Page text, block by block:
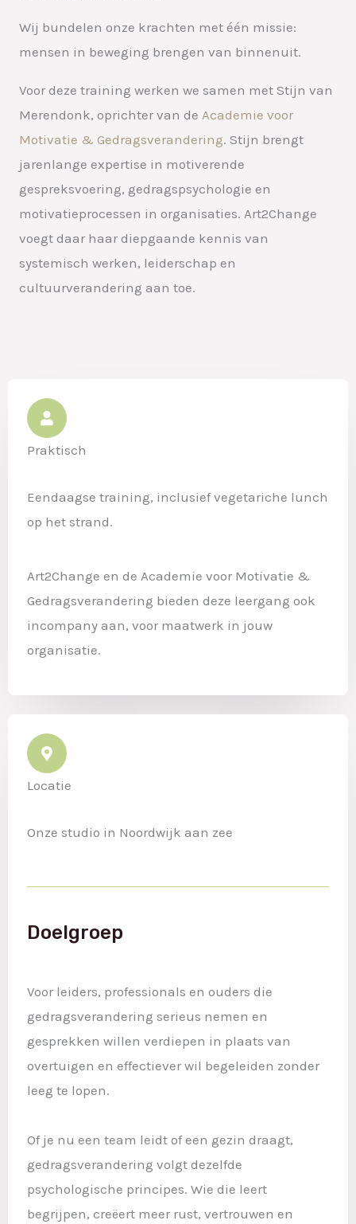
Wij bundelen onze krachten met één missie:
mensen in beweging brengen van binnenuit.
Voor deze training werken we samen met Stijn van
Merendonk, oprichter van de Academie voor
Motivatie & Gedragsverandering. Stijn brengt
jarenlange expertise in motiverende
gespreksvoering, gedragspsychologie en
motivatieprocessen in organisaties. Art2Change
voegt daar haar diepgaande kennis van
systemisch werken, leiderschap en
cultuurverandering aan toe.
Praktisch
Eendaagse training, inclusief vegetariche lunch
op het strand.
Art2Change en de Academie voor Motivatie &
Gedragsverandering bieden deze leergang ook
incompany aan, voor maatwerk in jouw
organisatie.
Locatie
Onze studio in Noordwijk aan zee
Doelgroep
Voor leiders, professionals en ouders die
gedragsverandering serieus nemen en
gesprekken willen verdiepen in plaats van
overtuigen en effectiever wil begeleiden zonder
leeg te lopen.
Of je nu een team leidt of een gezin draagt,
gedragsverandering volgt dezelfde
psychologische principes. Wie die leert
begrijpen, creëert meer rust, vertrouwen en